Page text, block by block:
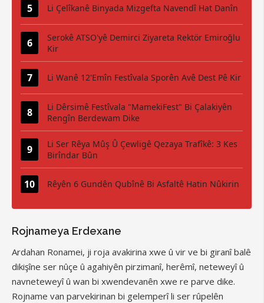
Li Çelîkanê Binyada Mizgefta Navendî Hat Danîn
Serokê ATSO'yê Demirci Ziyareta Rektör Emiroğlu
Kir
Li Wanê 12'emîn Festîvala Sporên Avê Dest Pê Kir
Li Dêrsimê Festîvala "MamekiFest" Bi Çalakiyên
Rengîn Berdewam Dike
Li Ser Rêya Mûş Û Çewligê Qezaya Trafîkê: 3 Kes
Birîndar Bûn
Rêyên 6 Gundên Qubînê Bi Asfaltê Hatin Nûkirin
Rojnameya Erdexane
Ardahan Ronamei, ji roja avakirina xwe û vir ve bi giranî balê
dikişîne ser nûçe û agahiyên pirzimanî, herêmî, neteweyî û
navneteweyî û wan bi xwendevanên xwe re parve dike.
Rojname van parvekirinan bi gelemperî li ser rûpelên